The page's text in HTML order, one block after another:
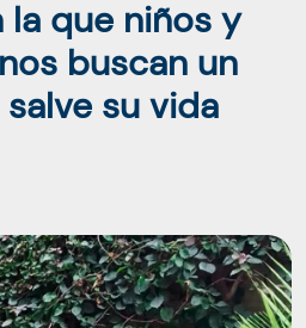
la que niños y
buscan un
su vida